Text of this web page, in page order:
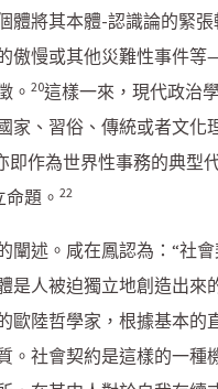
將其本體-認識論的緊
傲慢或其他災難性事件
。 20這樣一來，現代政治
、習俗、傳統或者文化
作為世界性事務的典型
題。 22
述。咸在鳳認為：“社
人被迫獨立地創造出來
陸哲學家，根據基本的
社會契約是這樣的一種